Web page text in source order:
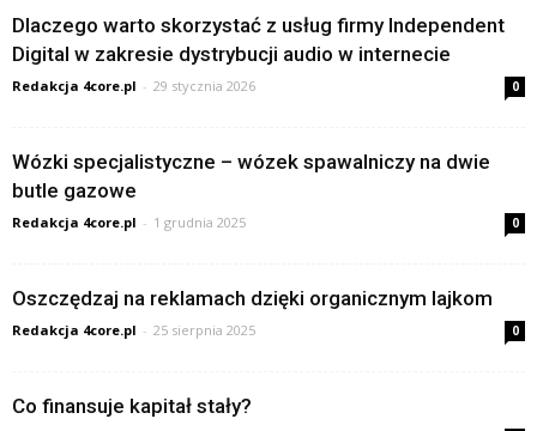
Dlaczego warto skorzystać z usług firmy Independent
Digital w zakresie dystrybucji audio w internecie
Redakcja 4core.pl - 29 stycznia 2026 0
Wózki specjalistyczne – wózek spawalniczy na dwie
butle gazowe
Redakcja 4core.pl - 1 grudnia 2025 0
Oszczędzaj na reklamach dzięki organicznym lajkom
Redakcja 4core.pl - 25 sierpnia 2025 0
Co finansuje kapitał stały?